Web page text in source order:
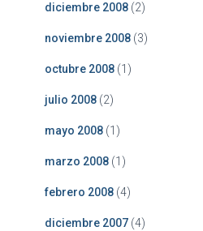
diciembre 2008 (2)
noviembre 2008 (3)
octubre 2008 (1)
julio 2008 (2)
mayo 2008 (1)
marzo 2008 (1)
febrero 2008 (4)
diciembre 2007 (4)